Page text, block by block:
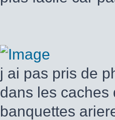
j ai pas pris de
dans les caches
banquettes